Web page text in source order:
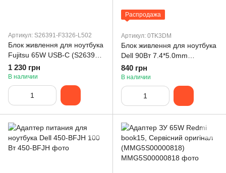
Артикул: S26391-F3326-L502
Блок живлення для ноутбука
Fujitsu 65W USB-C (S26391-
F3326-L502)
1 230 грн
В наличии
Распродажа
Артикул: 0TK3DM
Блок живлення для ноутбука
Dell 90Вт 7.4*5.0mm
(0TK3DM)
840 грн
В наличии